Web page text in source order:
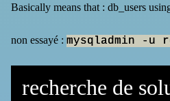
Basically means that : db_users
non essayé : mysqladmin -u
recherche de